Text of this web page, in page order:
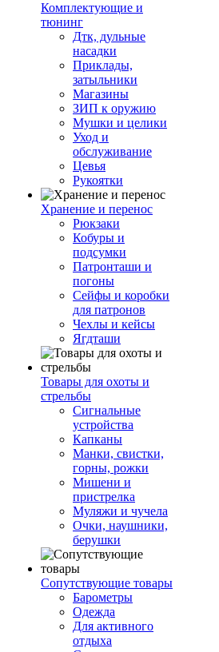
Комплектующие и
тюнинг
Дтк, дульные
насадки
Приклады,
затыльники
Магазины
ЗИП к оружию
Мушки и целики
Уход и
обслуживание
Цевья
Рукоятки
Хранение и перенос
Рюкзаки
Кобуры и
подсумки
Патронташи и
погоны
Сейфы и коробки
для патронов
Чехлы и кейсы
Ягдташи
Товары для охоты и
стрельбы
Сигнальные
устройства
Капканы
Манки, свистки,
горны, рожки
Мишени и
пристрелка
Муляжи и чучела
Очки, наушники,
берушки
Сопутствующие товары
Барометры
Одежда
Для активного
отдыха